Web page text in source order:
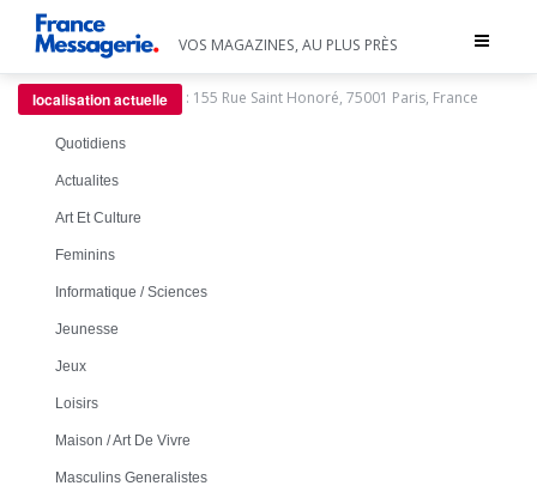
Toggle
VOS MAGAZINES, AU PLUS PRÈS
localisation actuelle : 155 Rue Saint Honoré, 75001 Paris, France
Quotidiens
Actualites
Art Et Culture
Feminins
Informatique / Sciences
Jeunesse
Jeux
Loisirs
Maison / Art De Vivre
Masculins Generalistes